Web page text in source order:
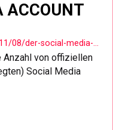
ACCOUNT
Anzahl von offiziellen
Social Media